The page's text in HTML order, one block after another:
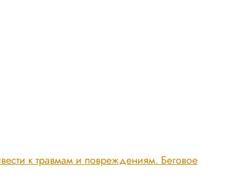
к травмам и повреждениям. Беговое